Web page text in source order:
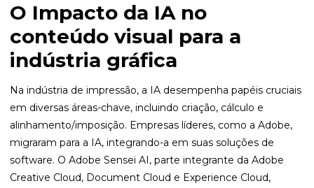
O Impacto da IA no
conteúdo visual para a
indústria gráfica
Na indústria de impressão, a IA desempenha papéis cruciais
em diversas áreas-chave, incluindo criação, cálculo e
alinhamento/imposição. Empresas líderes, como a Adobe,
migraram para a IA, integrando-a em suas soluções de
software. O Adobe Sensei AI, parte integrante da Adobe
Creative Cloud, Document Cloud e Experience Cloud,